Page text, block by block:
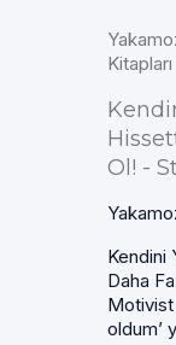
Kitapları
Ol! -
Kendini
Daha
Motivist
oldum’